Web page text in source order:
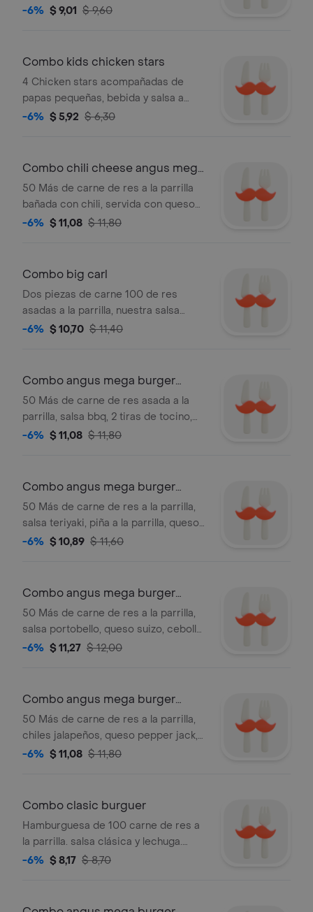
americano, salsa especial, vegetales y
-6% $ 9,01 $ 9,60
Combo kids chicken stars
4 Chicken stars acompañadas de
papas pequeñas, bebida y salsa a
elección incluye juguete
-6% $ 5,92 $ 6,30
Combo chili cheese angus mega
burger
50 Más de carne de res a la parrilla
bañada con chili, servida con queso
americano, tomate, cebolla morada,
fritas y bebida
-6% $ 11,08 $ 11,80
Combo big carl
Dos piezas de carne 100 de res
asadas a la parrilla, nuestra salsa
clásica, dos rebanadas de queso
-6% $ 10,70 $ 11,40
Combo angus mega burger
western
50 Más de carne de res asada a la
parrilla, salsa bbq, 2 tiras de tocino,
queso americano y aros de cebolla
-6% $ 11,08 $ 11,80
Combo angus mega burger
teriyaki
50 Más de carne de res a la parrilla,
salsa teriyaki, piña a la parrilla, queso
suizo, mayonesa, cebolla morada,
-6% $ 10,89 $ 11,60
Combo angus mega burger
portobello
50 Más de carne de res a la parrilla,
salsa portobello, queso suizo, cebolla
morada, tomate y lechuga entre pan
-6% $ 11,27 $ 12,00
Combo angus mega burger
jalapeño
50 Más de carne de res a la parrilla,
chiles jalapeños, queso pepper jack,
cebolla morada, tomate, lechuga y
-6% $ 11,08 $ 11,80
Combo clasic burguer
Hamburguesa de 100 carne de res a
la parrilla. salsa clásica y lechuga.
acompañado de papas fritas y bebida.
-6% $ 8,17 $ 8,70